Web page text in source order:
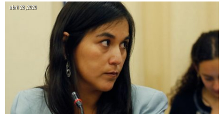
abril 28, 2020